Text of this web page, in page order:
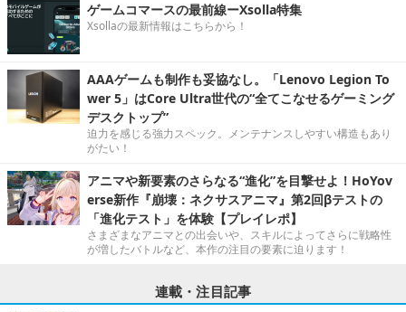
ゲームコマースの最前線ーXsolla特集
Xsollaの最新情報はこちらから！
AAAゲームも制作も妥協なし。「Lenovo Legion To
wer 5」はCore Ultra世代の“全てこなせるゲーミング
デスクトップ”
迫力を感じる強力スペック。メンテナンスしやすい構造もあり
がたい！
アニマや新要素のさらなる“進化”を目撃せよ！HoYov
erse新作『崩壊：ネクサスアニマ』第2回βテストの
「進化テスト」を体験【プレイレポ】
さまざまなアニマとの出会いや、スキルによってさらに戦略性
が増したバトルなど、本作の注目の要素に迫ります！
連載・注目記事